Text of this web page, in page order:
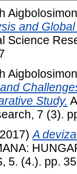
Aigbolosimon
and
Science
Aigbolosimon
Study.
7 (3).
A
5. (4.). pp.